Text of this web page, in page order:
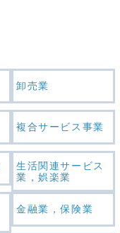
卸売業
複合サービス事業
生活関連サービス
業，娯楽業
金融業，保険業